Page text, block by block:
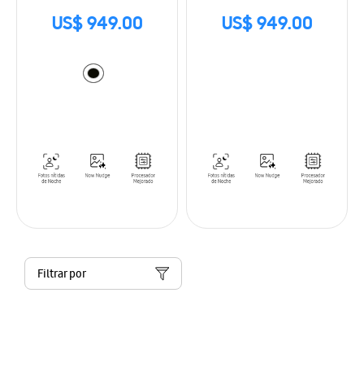
US$ 949.00 US$ 949.00
Filtrar por